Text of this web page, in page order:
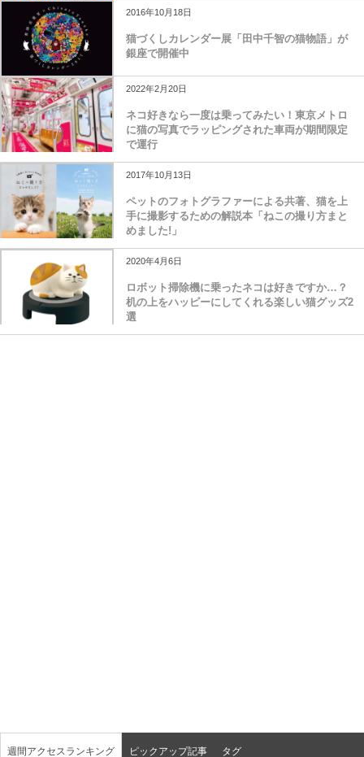
2016年10月18日
猫づくしカレンダー展「田中千智の猫物語」が
銀座で開催中
2022年2月20日
ネコ好きなら一度は乗ってみたい！東京メトロ
に猫の写真でラッピングされた車両が期間限定
で運行
2017年10月13日
ペットのフォトグラファーによる共著、猫を上
手に撮影するための解説本「ねこの撮り方まと
めました!」
2020年4月6日
ロボット掃除機に乗ったネコは好きですか…？
机の上をハッピーにしてくれる楽しい猫グッズ2
選
週間アクセスランキング ピックアップ記事 タグ